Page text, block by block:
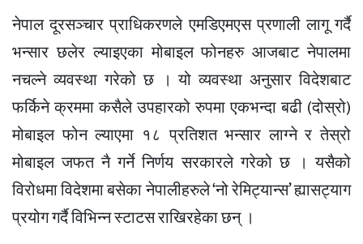
नेपाल दूरसञ्चार प्राधिकरणले एमडिएमएस प्रणाली लागू गर्दै
भन्सार छलेर ल्याइएका मोबाइल फोनहरु आजबाट नेपालमा
नचल्ने व्यवस्था गरेको छ । यो व्यवस्था अनुसार विदेशबाट
फर्किने क्रममा कसैले उपहारको रुपमा एकभन्दा बढी (दोस्रो)
मोबाइल फोन ल्याएमा १८ प्रतिशत भन्सार लाग्ने र तेस्रो
मोबाइल जफत नै गर्ने निर्णय सरकारले गरेको छ । यसैको
विरोधमा विदेशमा बसेका नेपालीहरुले ‘नो रेमिट्यान्स’ ह्यासट्याग
प्रयोग गर्दै विभिन्न स्टाटस राखिरहेका छन् ।